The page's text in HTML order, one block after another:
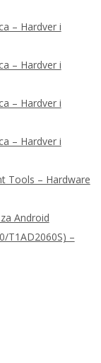
– Hardver i
– Hardver i
– Hardver i
– Hardver i
Tools – Hardware
Android
T1AD2060S) –